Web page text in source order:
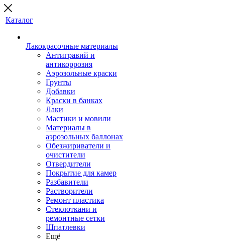
Каталог
Лакокрасочные материалы
Антигравий и
антикоррозия
Аэрозольные краски
Грунты
Добавки
Краски в банках
Лаки
Мастики и мовили
Материалы в
аэрозольных баллонах
Обезжириватели и
очистители
Отвердители
Покрытие для камер
Разбавители
Растворители
Ремонт пластика
Стеклоткани и
ремонтные сетки
Шпатлевки
Ещё